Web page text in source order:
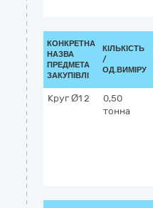
КОНКРЕТНА
НАЗВА
ПРЕДМЕТА
ЗАКУПІВЛІ
КІЛЬКІСТЬ
/
ОД.ВИМІРУ
Круг Ø1 2
0,50
тонна